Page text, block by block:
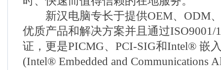
新汉电脑专长于提供OEM、ODM、
优质产品和解决方案并且通过ISO9001/
证，更是PICMG、PCI-SIG和Intel® 嵌
(Intel® Embedded and Communications